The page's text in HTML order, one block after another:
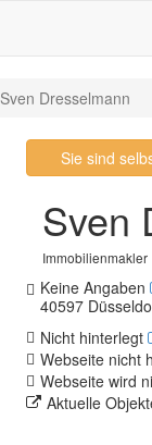
Sven Dresselmann
Sie sind
Sven
Immobilienmakler
Keine Angaben
40597
Nicht hinterlegt
Webseite nicht
Webseite wird
Aktuelle